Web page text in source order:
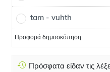
tam - vuhth
Προφορά δημοσκόπηση
Πρόσφατα είδαν τις